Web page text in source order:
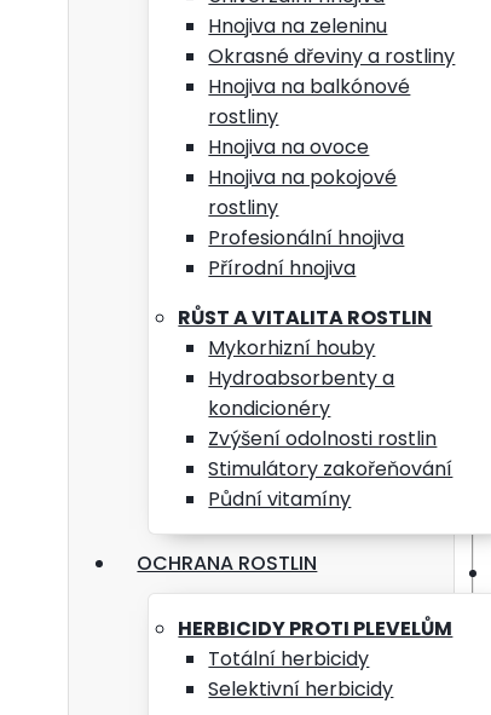
Hnojiva na zeleninu
Okrasné dřeviny a rostliny
Hnojiva na balkónové
rostliny
Hnojiva na ovoce
Hnojiva na pokojové
rostliny
Profesionální hnojiva
Přírodní hnojiva
RŮST A VITALITA ROSTLIN
Mykorhizní houby
Hydroabsorbenty a
kondicionéry
Zvýšení odolnosti rostlin
Stimulátory zakořeňování
Půdní vitamíny
OCHRANA ROSTLIN
HERBICIDY PROTI PLEVELŮM
Totální herbicidy
Selektivní herbicidy